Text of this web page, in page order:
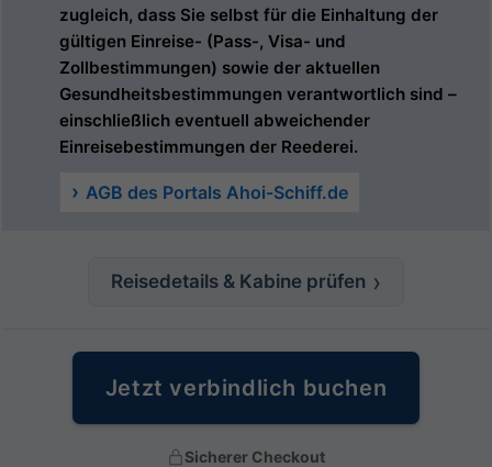
zugleich, dass Sie selbst für die Einhaltung der
gültigen Einreise- (Pass-, Visa- und
Zollbestimmungen) sowie der aktuellen
Gesundheitsbestimmungen verantwortlich sind –
einschließlich eventuell abweichender
Einreisebestimmungen der Reederei.
AGB des Portals Ahoi-Schiff.de
Reisedetails & Kabine prüfen
Jetzt verbindlich buchen
Sicherer Checkout